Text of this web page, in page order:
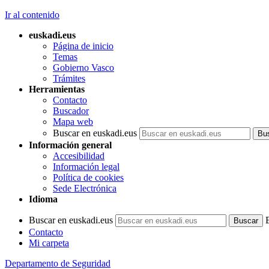
Ir al contenido
euskadi.eus
Página de inicio
Temas
Gobierno Vasco
Trámites
Herramientas
Contacto
Buscador
Mapa web
Buscar en euskadi.eus
Información general
Accesibilidad
Información legal
Política de cookies
Sede Electrónica
Idioma
Buscar en euskadi.eus
Contacto
Mi carpeta
Departamento de Seguridad